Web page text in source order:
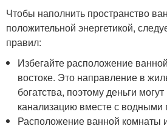
Чтобы наполнить пространство
положительной энергетикой,
правил:
Избегайте расположение
востоке. Это направление в
богатства, поэтому деньги
канализацию вместе с водными
Расположение ванной комнаты